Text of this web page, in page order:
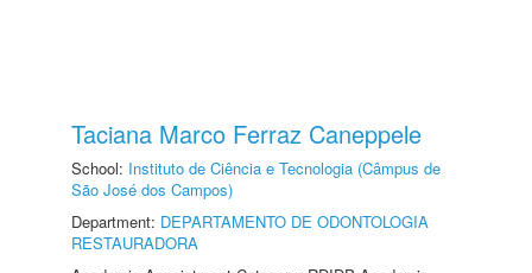
Taciana Marco Ferraz Caneppele
School: Instituto de Ciência e Tecnologia (Câmpus de
São José dos Campos)
Department: DEPARTAMENTO DE ODONTOLOGIA
RESTAURADORA